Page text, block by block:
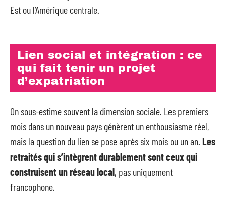
Est ou l’Amérique centrale.
Lien social et intégration : ce
qui fait tenir un projet
d’expatriation
On sous-estime souvent la dimension sociale. Les premiers
mois dans un nouveau pays génèrent un enthousiasme réel,
mais la question du lien se pose après six mois ou un an. Les
retraités qui s’intègrent durablement sont ceux qui
construisent un réseau local, pas uniquement
francophone.